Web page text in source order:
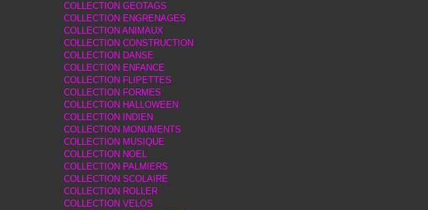
COLLECTION GEOTAGS
COLLECTION ENGRENAGES
COLLECTION ANIMAUX
COLLECTION CONSTRUCTION
COLLECTION DANSE
COLLECTION ENFANCE
COLLECTION FLIPETTES
COLLECTION FORMES
COLLECTION HALLOWEEN
COLLECTION INDIEN
COLLECTION MONUMENTS
COLLECTION MUSIQUE
COLLECTION NOEL
COLLECTION PALMIERS
COLLECTION SCOLAIRE
COLLECTION ROLLER
COLLECTION VELOS